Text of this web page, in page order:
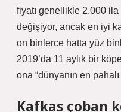
fiyatı genellikle 2.000
değişiyor, ancak en iyi
on binlerce hatta yüz
2019’da 11 aylık bir
ona “dünyanın en pahalı
Kafkas çoban